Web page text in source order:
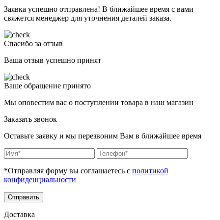
Заявка успешно отправлена! В ближайшее время с вами
свяжется менеджер для уточнения деталей заказа.
Спасибо за отзыв
Ваша отзыв успешно принят
Ваше обращение принято
Мы оповестим вас о поступлении товара в наш магазин
Заказать звонок
Оставьте заявку и мы перезвоним Вам в ближайшее время
*Отправляя форму вы соглашаетесь с политикой
конфиденциальности
Отправить
Доставка